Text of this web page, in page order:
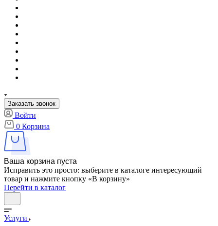
Заказать звонок
Войти
0 Корзина
Ваша корзина пуста
Исправить это просто: выберите в каталоге интересующий
товар и нажмите кнопку «В корзину»
Перейти в каталог
Услуги